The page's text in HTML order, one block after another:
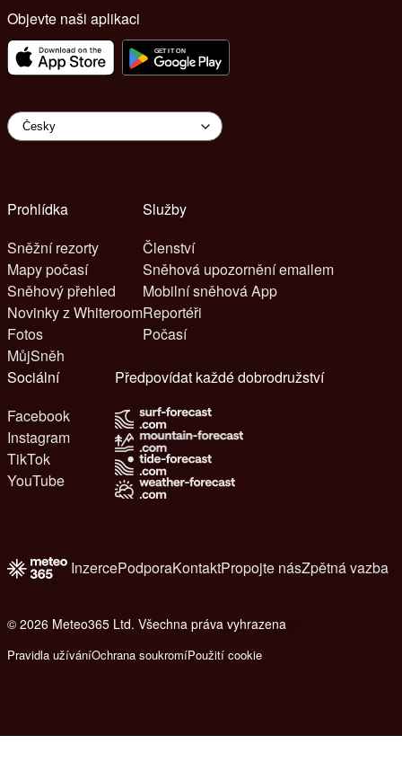
Objevte naši aplikaci
Prohlídka
Sněžní rezorty
Mapy počasí
Sněhový přehled
Novinky z Whiteroom
Fotos
MůjSněh
Služby
Členství
Sněhová upozornění emailem
Mobilní sněhová App
Reportéři
Počasí
Sociální
Facebook
Instagram
TikTok
YouTube
Předpovídat každé dobrodružství
InzercePodporaKontaktPropojte násZpětná vazba
© 2026 Meteo365 Ltd. Všechna práva vyhrazena
Pravidla užíváníOchrana soukromíPoužití cookie